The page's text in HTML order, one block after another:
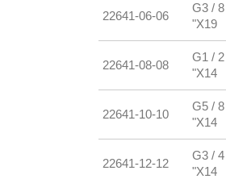
22641-06-06
G3 / 8
"X19
22641-08-08
G1 / 2
"X14
22641-10-10
G5 / 8
"X14
22641-12-12
G3 / 4
"X14